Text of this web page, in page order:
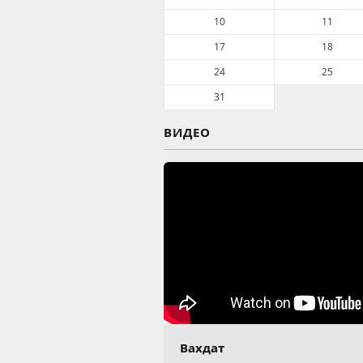
10
11
17
18
24
25
31
ВИДЕО
Вахдат